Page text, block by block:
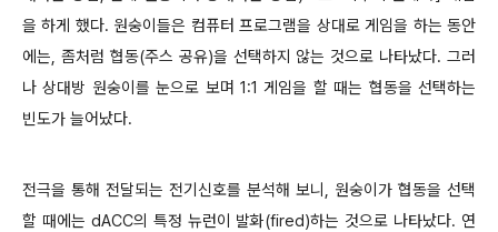
을 하게 했다. 원숭이들은 컴퓨터 프로그램을 상대로 게임을 하는 동안
에는, 좀처럼 협동(주스 공유)을 선택하지 않는 것으로 나타났다. 그러
나 상대방 원숭이를 눈으로 보며 1:1 게임을 할 때는 협동을 선택하는
빈도가 늘어났다.
전극을 통해 전달되는 전기신호를 분석해 보니, 원숭이가 협동을 선택
할 때에는 dACC의 특정 뉴런이 발화(fired)하는 것으로 나타났다. 연